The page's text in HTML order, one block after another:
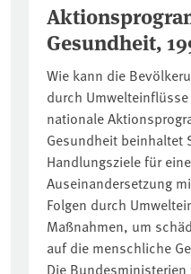
Gesundheit,
Wie kann die
durch
nationale
Gesundheit beinhaltet
Handlungsziele für
Auseinandersetzung
Folgen durch
Maßnahmen, um
auf die menschliche
Die